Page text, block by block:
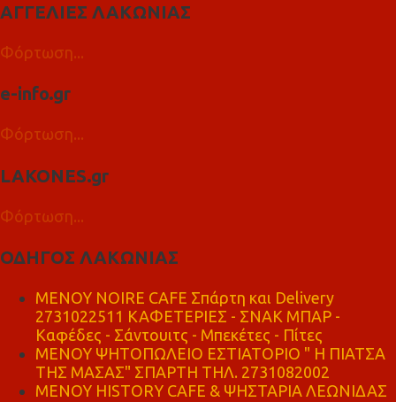
ΑΓΓΕΛΙΕΣ ΛΑΚΩΝΙΑΣ
Φόρτωση...
e-info.gr
Φόρτωση...
LAKONES.gr
Φόρτωση...
ΟΔΗΓΟΣ ΛΑΚΩΝΙΑΣ
MENOY NOIRE CAFE Σπάρτη και Delivery
2731022511 ΚΑΦΕΤΕΡΙΕΣ - ΣΝΑΚ ΜΠΑΡ -
Καφέδες - Σάντουιτς - Μπεκέτες - Πίτες
ΜΕΝΟΥ ΨΗΤΟΠΩΛΕΙΟ ΕΣΤΙΑΤΟΡΙΟ " Η ΠΙΑΤΣΑ
ΤΗΣ ΜΑΣΑΣ" ΣΠΑΡΤΗ ΤΗΛ. 2731082002
ΜΕΝΟΥ HISTORY CAFE & ΨΗΣΤΑΡΙΑ ΛΕΩΝΙΔΑΣ